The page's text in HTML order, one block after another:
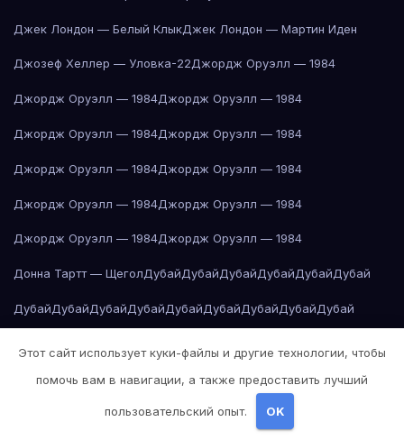
Джек Лондон — Белый КлыкДжек Лондон — Мартин Иден
Джозеф Хеллер — Уловка-22Джордж Оруэлл — 1984
Джордж Оруэлл — 1984Джордж Оруэлл — 1984
Джордж Оруэлл — 1984Джордж Оруэлл — 1984
Джордж Оруэлл — 1984Джордж Оруэлл — 1984
Джордж Оруэлл — 1984Джордж Оруэлл — 1984
Джордж Оруэлл — 1984Джордж Оруэлл — 1984
Донна Тартт — ЩеголДубайДубайДубайДубайДубайДубай
ДубайДубайДубайДубайДубайДубайДубайДубайДубай
ЕкатеринбургЕкатеринбургЕкатеринбургЕкатеринбург
ЕкатеринбургЕкатеринбург Екатеринбург
Этот сайт использует куки-файлы и другие технологии, чтобы
помочь вам в навигации, а также предоставить лучший
пользовательский опыт. OK